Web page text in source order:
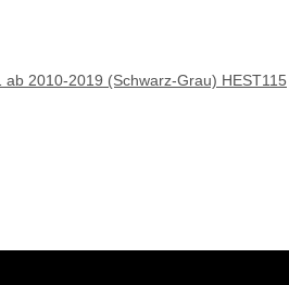
2010-2019 (Schwarz-Grau) HEST115